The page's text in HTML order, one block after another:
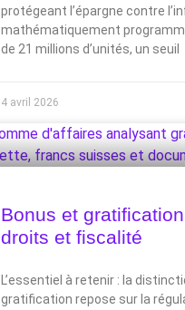
protégeant l’épargne contre
mathématiquement
de 21 millions d’unités, un seuil
4 avril 2026
Bonus et
droits et fiscalité
L’essentiel à retenir : la
gratification repose sur la